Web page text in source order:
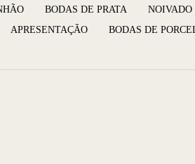
BODAS DE PRATA NOIVADO
APRESENTAÇÃO BODAS DE